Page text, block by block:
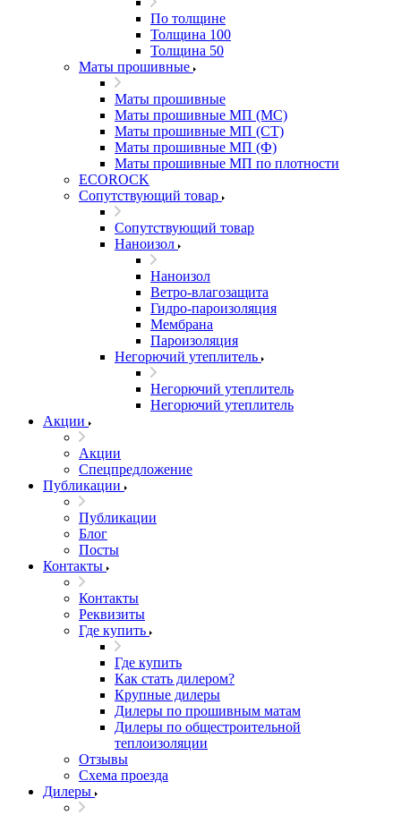
По толщине
Толщина 100
Толщина 50
Маты прошивные
Маты прошивные
Маты прошивные МП (МС)
Маты прошивные МП (СТ)
Маты прошивные МП (Ф)
Маты прошивные МП по плотности
ECOROCK
Сопутствующий товар
Сопутствующий товар
Наноизол
Наноизол
Ветро-влагозащита
Гидро-пароизоляция
Мембрана
Пароизоляция
Негорючий утеплитель
Негорючий утеплитель
Негорючий утеплитель
Акции
Акции
Спецпредложение
Публикации
Публикации
Блог
Посты
Контакты
Контакты
Реквизиты
Где купить
Где купить
Как стать дилером?
Крупные дилеры
Дилеры по прошивным матам
Дилеры по общестроительной
теплоизоляции
Отзывы
Схема проезда
Дилеры